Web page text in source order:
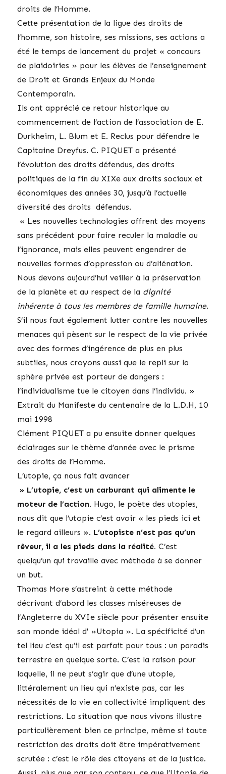
droits de l’Homme.
Cette présentation de la ligue des droits de
l’homme, son histoire, ses missions, ses actions a
été le temps de lancement du projet « concours
de plaidoiries » pour les élèves de l’enseignement
de Droit et Grands Enjeux du Monde
Contemporain.
Ils ont apprécié ce retour historique au
commencement de l’action de l’association de E.
Durkheim, L. Blum et E. Reclus pour défendre le
Capitaine Dreyfus. C. PIQUET a présenté
l’évolution des droits défendus, des droits
politiques de la fin du XIXe aux droits sociaux et
économiques des années 30, jusqu’à l’actuelle
diversité des droits défendus.
« Les nouvelles technologies offrent des moyens
sans précédent pour faire reculer la maladie ou
l’ignorance, mais elles peuvent engendrer de
nouvelles formes d’oppression ou d’aliénation.
Nous devons aujourd’hui veiller à la préservation
de la planète et au respect de la dignité
inhérente à tous les membres de famille humaine.
S’il nous faut également lutter contre les nouvelles
menaces qui pèsent sur le respect de la vie privée
avec des formes d’ingérence de plus en plus
subtiles, nous croyons aussi que le repli sur la
sphère privée est porteur de dangers :
l’individualisme tue le citoyen dans l’individu. »
Extrait du Manifeste du centenaire de la L.D.H, 10
mai 1998
Clément PIQUET a pu ensuite donner quelques
éclairages sur le thème d’année avec le prisme
des droits de l’Homme.
L’utopie, ça nous fait avancer
» L’utopie, c’est un carburant qui alimente le
moteur de l’action. Hugo, le poète des utopies,
nous dit que l’utopie c’est avoir « les pieds ici et
le regard ailleurs ». L’utopiste n’est pas qu’un
rêveur, il a les pieds dans la réalité. C’est
quelqu’un qui travaille avec méthode à se donner
un but.
Thomas More s’astreint à cette méthode
décrivant d’abord les classes miséreuses de
l’Angleterre du XVIe siècle pour présenter ensuite
son monde idéal d' »Utopia ». La spécificité d’un
tel lieu c’est qu’il est parfait pour tous : un paradis
terrestre en quelque sorte. C’est la raison pour
laquelle, il ne peut s’agir que d’une utopie,
littéralement un lieu qui n’existe pas, car les
nécessités de la vie en collectivité impliquent des
restrictions. La situation que nous vivons illustre
particulièrement bien ce principe, même si toute
restriction des droits doit être impérativement
scrutée : c’est le rôle des citoyens et de la justice.